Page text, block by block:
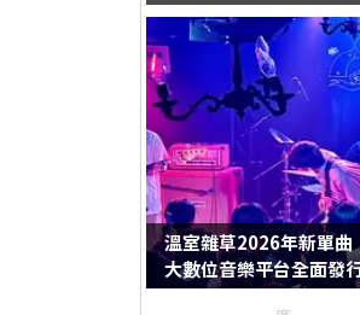
溫室雜草2026年新單曲
大數位音樂平台全面發